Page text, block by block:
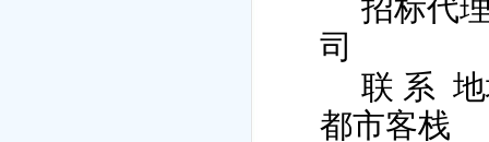
招标代
司
联 系
都市客栈